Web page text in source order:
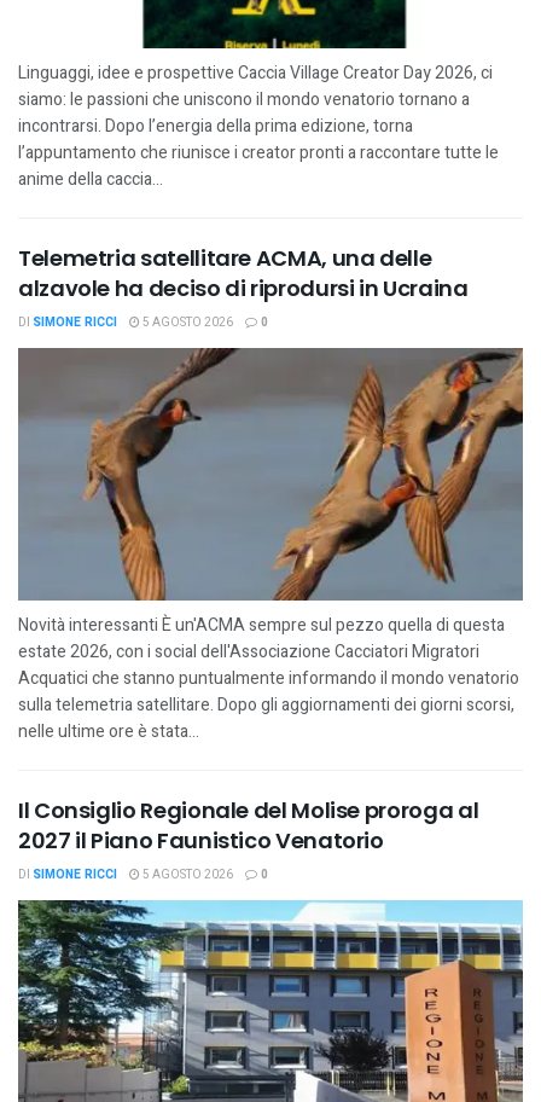
Linguaggi, idee e prospettive Caccia Village Creator Day 2026, ci
siamo: le passioni che uniscono il mondo venatorio tornano a
incontrarsi. Dopo l’energia della prima edizione, torna
l’appuntamento che riunisce i creator pronti a raccontare tutte le
anime della caccia...
Telemetria satellitare ACMA, una delle
alzavole ha deciso di riprodursi in Ucraina
DI SIMONE RICCI 5 AGOSTO 2026 0
Novità interessanti È un'ACMA sempre sul pezzo quella di questa
estate 2026, con i social dell'Associazione Cacciatori Migratori
Acquatici che stanno puntualmente informando il mondo venatorio
sulla telemetria satellitare. Dopo gli aggiornamenti dei giorni scorsi,
nelle ultime ore è stata...
Il Consiglio Regionale del Molise proroga al
2027 il Piano Faunistico Venatorio
DI SIMONE RICCI 5 AGOSTO 2026 0